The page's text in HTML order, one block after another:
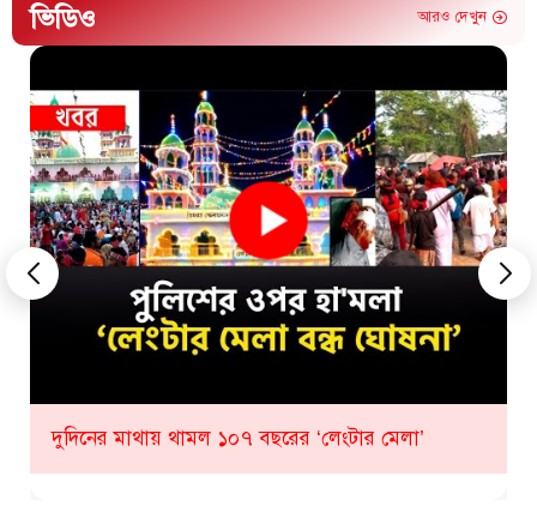
ভিডিও আরও দেখুন
কীভাবে হবে ১০৮ তম লেংটার মেলা? যা জানাল প্রশাসন